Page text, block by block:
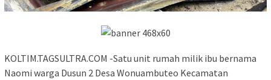
KOLTIM.TAGSULTRA.COM -Satu unit rumah milik ibu bernama
Naomi warga Dusun 2 Desa Wonuambuteo Kecamatan